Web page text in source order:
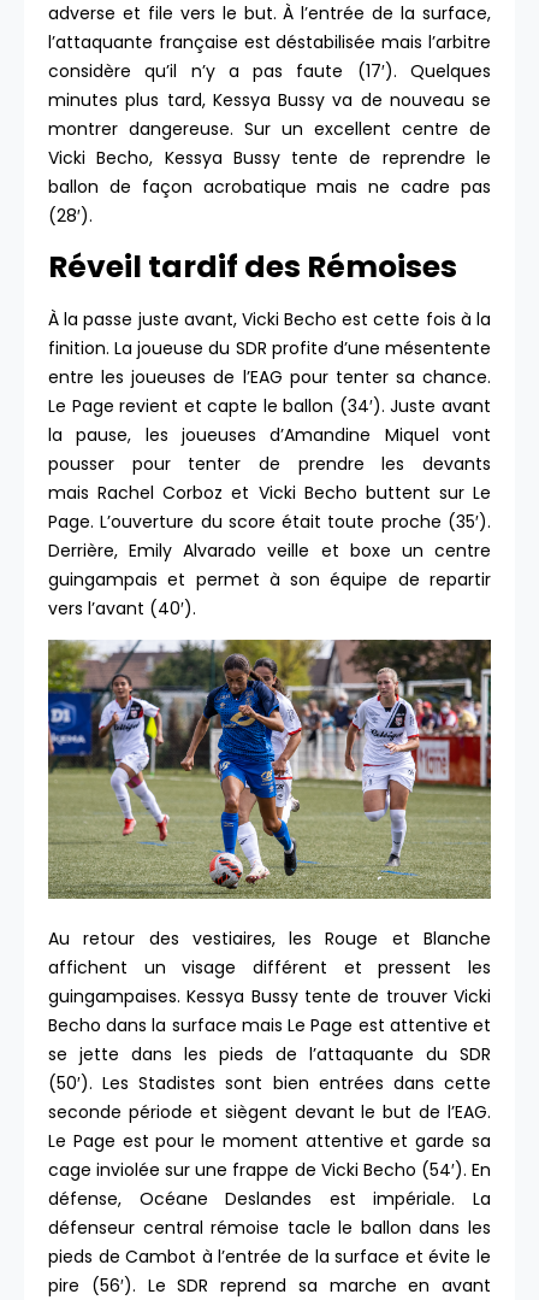
adverse et file vers le but. À l’entrée de la surface,
l’attaquante française est déstabilisée mais l’arbitre
considère qu’il n’y a pas faute (17′). Quelques
minutes plus tard, Kessya Bussy va de nouveau se
montrer dangereuse. Sur un excellent centre de
Vicki Becho, Kessya Bussy tente de reprendre le
ballon de façon acrobatique mais ne cadre pas
(28′).
Réveil tardif des Rémoises
À la passe juste avant, Vicki Becho est cette fois à la
finition. La joueuse du SDR profite d’une mésentente
entre les joueuses de l’EAG pour tenter sa chance.
Le Page revient et capte le ballon (34′). Juste avant
la pause, les joueuses d’Amandine Miquel vont
pousser pour tenter de prendre les devants
mais Rachel Corboz et Vicki Becho buttent sur Le
Page. L’ouverture du score était toute proche (35′).
Derrière, Emily Alvarado veille et boxe un centre
guingampais et permet à son équipe de repartir
vers l’avant (40′).
Au retour des vestiaires, les Rouge et Blanche
affichent un visage différent et pressent les
guingampaises. Kessya Bussy tente de trouver Vicki
Becho dans la surface mais Le Page est attentive et
se jette dans les pieds de l’attaquante du SDR
(50′). Les Stadistes sont bien entrées dans cette
seconde période et siègent devant le but de l’EAG.
Le Page est pour le moment attentive et garde sa
cage inviolée sur une frappe de Vicki Becho (54′). En
défense, Océane Deslandes est impériale. La
défenseur central rémoise tacle le ballon dans les
pieds de Cambot à l’entrée de la surface et évite le
pire (56′). Le SDR reprend sa marche en avant